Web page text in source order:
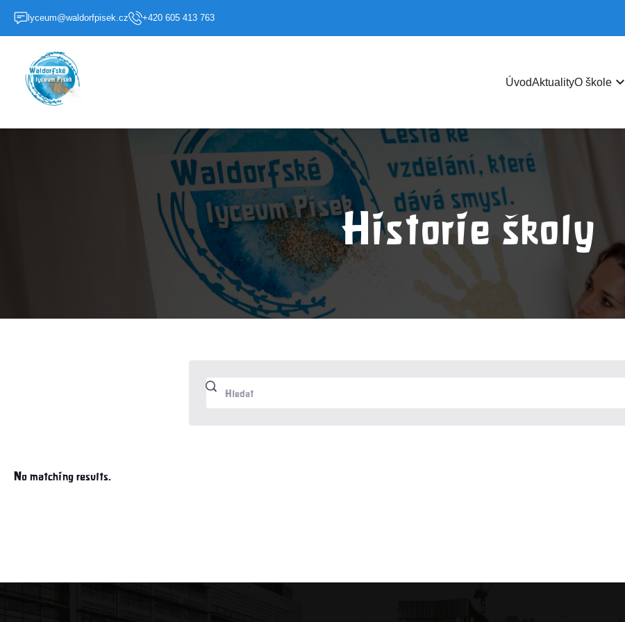
lyceum@waldorfpisek.cz +420 605 413 763
ÚvodAktualityO škole keyboard_arrow_down
Historie školy
No matching results.